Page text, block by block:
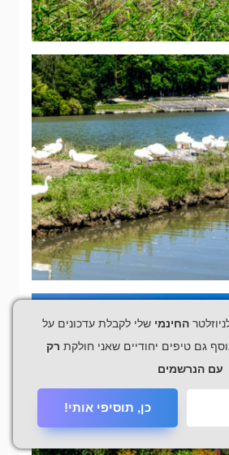
החינמי שלי לקבלת עדכונים על
גם טיפים יחודיים שאני חולקת רק
עם הנרשמים
כן, תוסיפי אותי!